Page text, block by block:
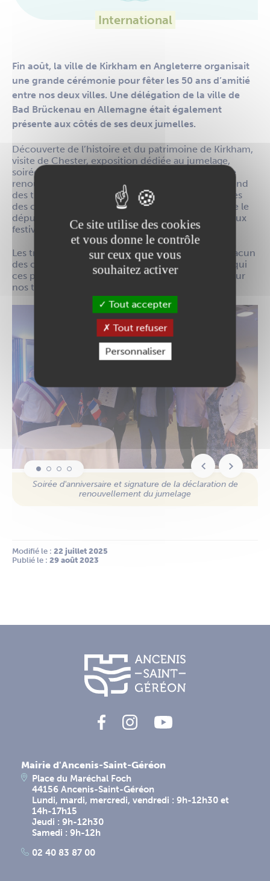
International
Fin août, la ville de Kirkham en Angleterre organisait
une grande cérémonie pour fêter les 50 ans d’amitié
entre nos deux villes. Une délégation de la ville de
Bad Brückenau en Allemagne était également
présente aux côtés de ses deux jumelles.
Découverte de l’histoire et du patrimoine de Kirkham,
visite de Chester, exposition dédiée au jumelage,
soirée de festivité et signature de la déclaration de
renouvellement du jumelage ont rythmé le weekend
des trois délégations emmenées par les trois maires
des communes. Des personnalités locales, comme le
député du Lancashire Mark MENZIES, ont assisté aux
festivités.
Les trois édiles ont chaleureusement remercié chacun
des comités de jumelage et ses président·es sans qui
ces précieux partenariats ne pourraient pas vivre sur
nos territoires.
Soirée d'anniversaire et signature de la déclaration de
renouvellement du jumelage
Visite de Chester
Exposition sur le jumelage des 3 villes
Exposition sur le jumelage des 3 villes
Modifié le : 22 juillet 2025
Publié le : 29 août 2023
Mairie d'Ancenis-Saint-Géréon
Place du Maréchal Foch
44156 Ancenis-Saint-Géréon
Lundi, mardi, mercredi, vendredi : 9h-12h30 et
14h-17h15
Jeudi : 9h-12h30
Samedi : 9h-12h
02 40 83 87 00
Ce site utilise des cookies
et vous donne le contrôle
sur ceux que vous
souhaitez activer
Tout accepter
Tout refuser
Personnaliser